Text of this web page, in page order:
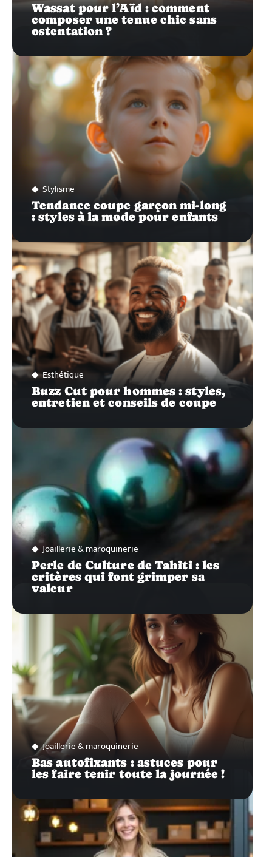
Wassat pour l’Aïd : comment
composer une tenue chic sans
ostentation ?
Stylisme
Tendance coupe garçon mi-long
: styles à la mode pour enfants
Esthétique
Buzz Cut pour hommes : styles,
entretien et conseils de coupe
Joaillerie & maroquinerie
Perle de Culture de Tahiti : les
critères qui font grimper sa
valeur
Joaillerie & maroquinerie
Bas autofixants : astuces pour
les faire tenir toute la journée !